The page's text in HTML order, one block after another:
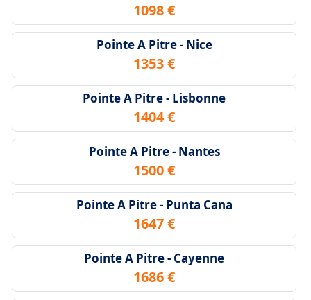
1098 €
Pointe A Pitre - Nice
1353 €
Pointe A Pitre - Lisbonne
1404 €
Pointe A Pitre - Nantes
1500 €
Pointe A Pitre - Punta Cana
1647 €
Pointe A Pitre - Cayenne
1686 €